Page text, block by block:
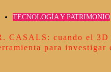
TECNOLOGÍA Y PATRIMONIO
CASALS: cuando el 3D
para investigar